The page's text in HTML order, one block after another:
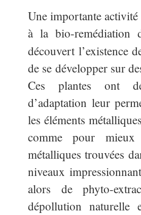
Une importante
à la bio-
découvert l’existence
de se développer sur
Ces plantes ont
d’adaptation leur
les éléments
comme pour mieux
métalliques trouvées
niveaux
alors de phyto-
dépollution